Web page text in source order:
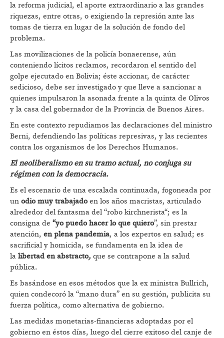
la reforma judicial, el aporte extraordinario a las grandes
riquezas, entre otras, o exigiendo la represión ante las
tomas de tierra en lugar de la solución de fondo del
problema.
Las movilizaciones de la policía bonaerense, aún
conteniendo lícitos reclamos, recordaron el sentido del
golpe ejecutado en Bolivia; éste accionar, de carácter
sedicioso, debe ser investigado y que lleve a sancionar a
quienes impulsaron la asonada frente a la quinta de Olivos
y la casa del gobernador de la Provincia de Buenos Aires.
En este contexto repudiamos las declaraciones del ministro
Berni, defendiendo las políticas represivas, y las recientes
contra los organismos de los Derechos Humanos.
El neoliberalismo en su tramo actual, no conjuga su
régimen con la democracia.
Es el escenario de una escalada continuada, fogoneada por
un odio muy trabajadoen los años macristas, articulado
alrededor del fantasma del “robo kirchnerista“; es la
consigna de “yo puedo hacer lo que quiero”, sin prestar
atención, en plena pandemia, a los expertos en salud; es
sacrificial y homicida, se fundamenta en la idea de
la libertad en abstracto, que se contrapone a la salud
pública.
Es basándose en esos métodos que la ex ministra Bullrich,
quien condecoró la “mano dura” en su gestión, publicita su
fuerza política, como alternativa de gobierno.
Las medidas monetarias-financieras adoptadas por el
gobierno en éstos días, luego del cierre exitoso del canje de